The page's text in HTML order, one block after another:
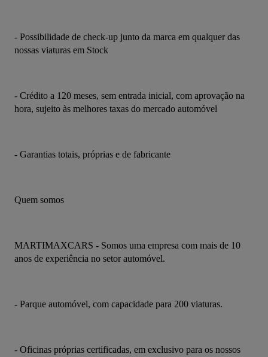
- Possibilidade de check-up junto da marca em qualquer das
nossas viaturas em Stock
- Crédito a 120 meses, sem entrada inicial, com aprovação na
hora, sujeito às melhores taxas do mercado automóvel
- Garantias totais, próprias e de fabricante
Quem somos
MARTIMAXCARS - Somos uma empresa com mais de 10
anos de experiência no setor automóvel.
- Parque automóvel, com capacidade para 200 viaturas.
- Oficinas próprias certificadas, em exclusivo para os nossos